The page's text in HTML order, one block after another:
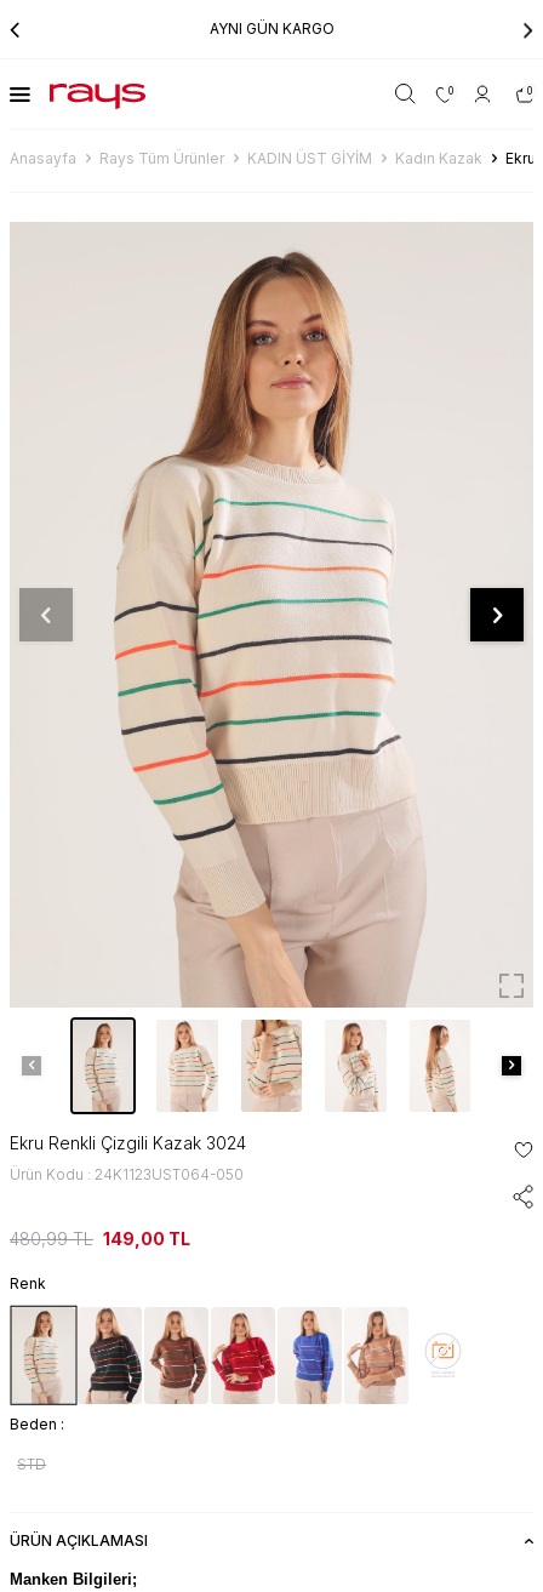
AYNI GÜN KARGO
0 0
Anasayfa Rays Tüm Ürünler KADIN ÜST GİYİM Kadın Kazak Ekru
Ekru Renkli Çizgili Kazak 3024
Ürün Kodu : 24K1123UST064-050
480,99TL 149,00 TL
Renk
Beden :
STD
ÜRÜN AÇIKLAMASI
Manken Bilgileri;